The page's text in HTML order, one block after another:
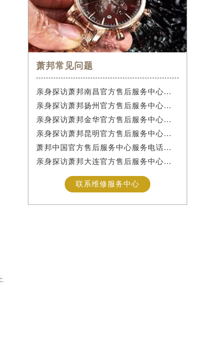
萧邦常见问题
亲身探访萧邦南昌官方售后服务中心｜热线电话与网点地址（2026年7月最新）
亲身探访萧邦扬州官方售后服务中心｜最新电话及地址（2026年7月最新）
亲身探访萧邦金华官方售后服务中心｜网点地址与服务热线（2026年7月最新）
亲身探访萧邦昆明官方售后服务中心｜详细地址及客服热线（2026年7月最新）
萧邦中国官方售后服务中心服务电话及24小时详细地址实地考察报告_多信源验证（2026年7月最新）
亲身探访萧邦大连官方售后服务中心｜服务热线及办公地址（2026年7月最新）
联系维修服务中心